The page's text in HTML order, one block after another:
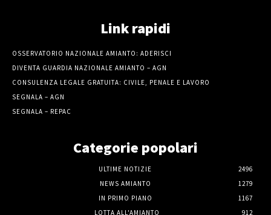
Link rapidi
OSSERVATORIO NAZIONALE AMIANTO: ADERISCI
DIVENTA GUARDIA NAZIONALE AMIANTO – AGN
CONSULENZA LEGALE GRATUITA: CIVILE, PENALE E LAVORO
SEGNALA – AGN
SEGNALA – REPAC
Categorie popolari
ULTIME NOTIZIE
2496
NEWS AMIANTO
1279
IN PRIMO PIANO
1167
LOTTA ALL'AMIANTO
912